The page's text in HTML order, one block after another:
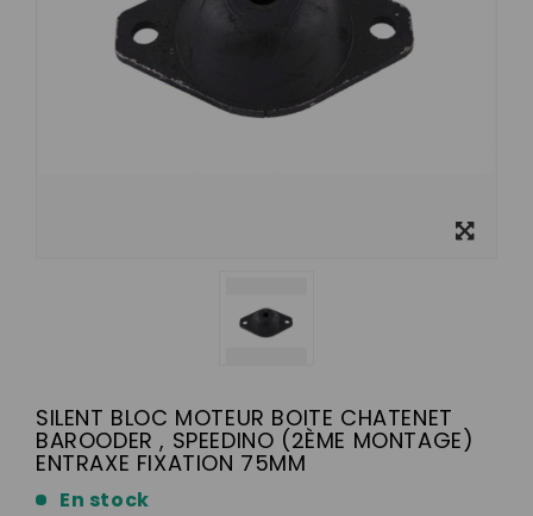
SILENT BLOC MOTEUR BOITE CHATENET
BAROODER , SPEEDINO (2ÈME MONTAGE)
ENTRAXE FIXATION 75MM
En stock